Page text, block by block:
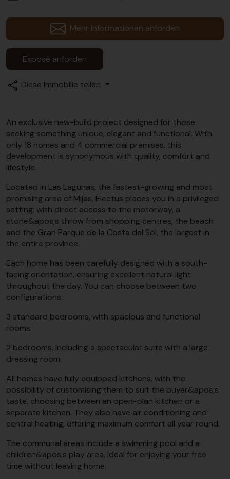
Mehr Informationen anforden
Exposé anforden
Diese Immobilie teilen
An exclusive new-build project designed for those
seeking something unique, elegant and functional. With
only 18 homes and 4 commercial premises, this
development is synonymous with quality, comfort and
lifestyle.
Located in Las Lagunas, the fastest-growing and most
promising area of Mijas, Electus places you in a privileged
setting: with direct access to the motorway, a
stone&apos;s throw from shopping centres, the beach
and the Gran Parque de la Costa del Sol, the largest in
the entire province.
Each home has been carefully designed with a south-
facing orientation, ensuring excellent natural light
throughout the day. You can choose between two
configurations:
3 standard bedrooms, with spacious and functional
rooms.
2 bedrooms, including a spectacular suite with a large
dressing room.
All homes have fully equipped kitchens, with the
possibility of customising them to suit the buyer&apos;s
taste, choosing between an open-plan kitchen or a
separate kitchen. They also have air conditioning and
central heating, offering maximum comfort all year round.
The communal areas include a swimming pool and a
children&apos;s play area, ideal for enjoying your free
time without leaving home.